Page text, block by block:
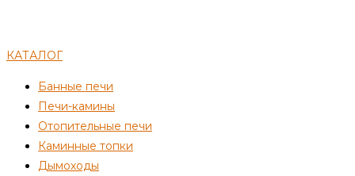
КАТАЛОГ
Банные печи
Печи-камины
Отопительные печи
Каминные топки
Дымоходы